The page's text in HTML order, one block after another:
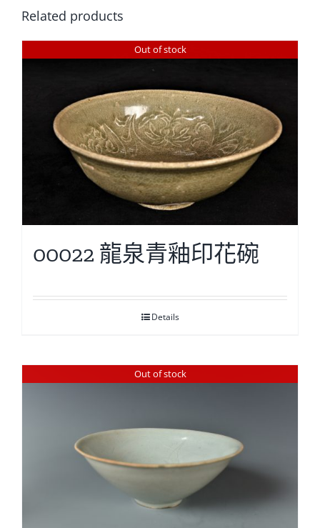
Related products
Out of stock
00022 龍泉青釉印花碗
Details
Out of stock